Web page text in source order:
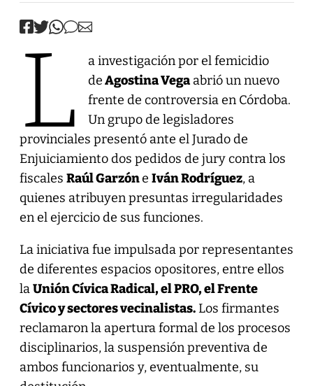
L
a investigación por el femicidio
deAgostina Vegaabrió un nuevo
frente de controversia en Córdoba.
Un grupo de legisladores
provinciales presentó ante el Jurado de
Enjuiciamiento dos pedidos de jury contra los
fiscales Raúl Garzóne Iván Rodríguez, a
quienes atribuyen presuntas irregularidades
en el ejercicio de sus funciones.
La iniciativa fue impulsada por representantes
de diferentes espacios opositores, entre ellos
laUnión Cívica Radical, el PRO, el Frente
Cívico y sectores vecinalistas.Los firmantes
reclamaron la apertura formal de los procesos
disciplinarios, la suspensión preventiva de
ambos funcionarios y, eventualmente, su